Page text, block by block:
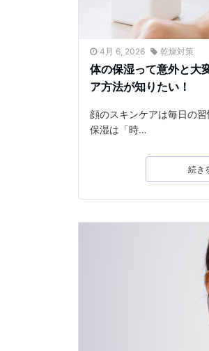
4月 6, 2026 乾燥対策
体の保湿って意外と大
ア方法が知りたい！
顔のスキンケアは毎日の
保湿は「時…
続き